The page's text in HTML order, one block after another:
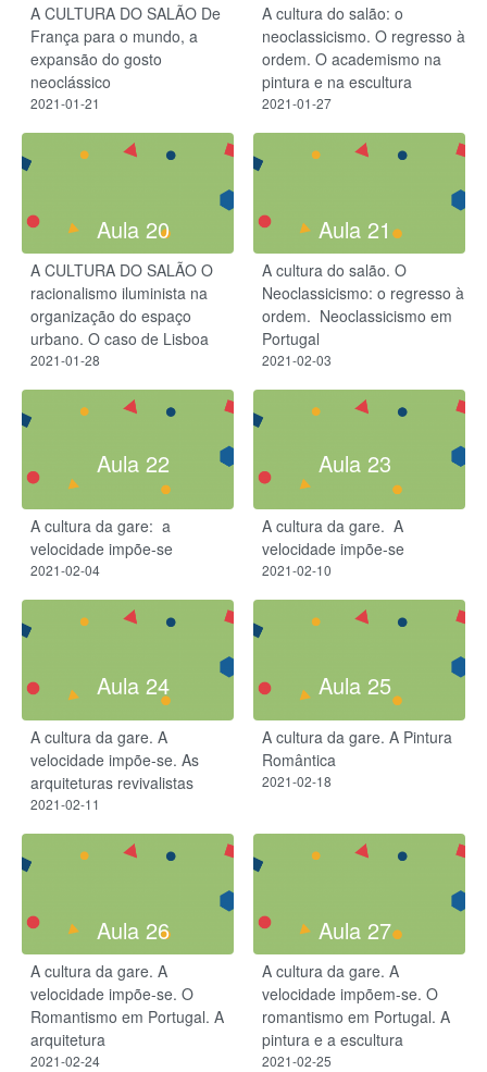
A CULTURA DO SALÃO De
França para o mundo, a
expansão do gosto
neoclássico
2021-01-21
A cultura do salão: o
neoclassicismo. O regresso à
ordem. O academismo na
pintura e na escultura
2021-01-27
Aula 20
A CULTURA DO SALÃO O
racionalismo iluminista na
organização do espaço
urbano. O caso de Lisboa
2021-01-28
Aula 21
A cultura do salão. O
Neoclassicismo: o regresso à
ordem. ​ Neoclassicismo em
Portugal
2021-02-03
Aula 22
A cultura da gare: ​ a
velocidade impõe-se​
2021-02-04
Aula 23
A cultura da gare. ​ A
velocidade impõe-se​
2021-02-10
Aula 24
A cultura da gare. A
velocidade impõe-se​. As
arquiteturas revivalistas
2021-02-11
Aula 25
A cultura da gare. A Pintura
Romântica
2021-02-18
Aula 26
A cultura da gare. A
velocidade impõe-se. O
Romantismo em Portugal. A
arquitetura
2021-02-24
Aula 27
A cultura da gare. A
velocidade impõem-se. O
romantismo em Portugal. A
pintura e a escultura
2021-02-25